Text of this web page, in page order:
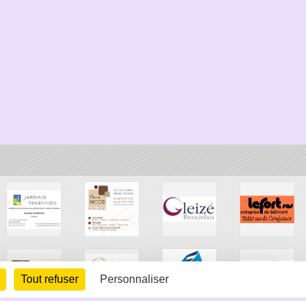
Tout refuser Personnaliser